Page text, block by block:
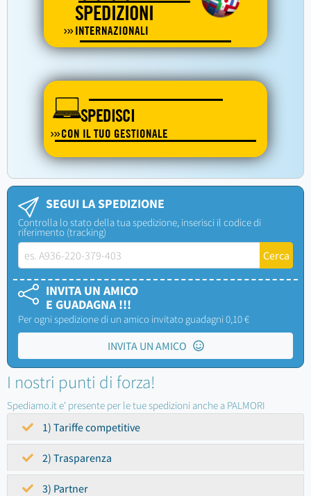
SPEDIZIONI
INTERNAZIONALI
SPEDISCI
CON IL TUO GESTIONALE
SEGUI LA SPEDIZIONE
Controlla lo stato della tua spedizione, inserisci il codice di
riferimento (tracking)
INVITA UN AMICO
E GUADAGNA !!!
Per ogni spedizione di un amico invitato guadagni 0,10 €
INVITA UN AMICO
I nostri punti di forza!
Spediamo.it e' presente per le tue spedizioni anche a PALMORI
1) Tariffe competitive
2) Trasparenza
3) Partner